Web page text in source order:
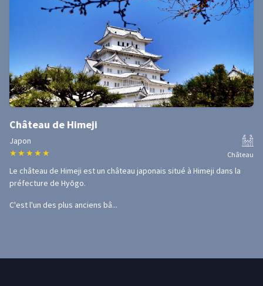
Château de Himeji
Japon
★ ★ ★ ★ ★ Château
Le château de Himeji est un château japonais situé à Himeji dans la
préfecture de Hyōgo.
C'est l'un des plus anciens bâ...